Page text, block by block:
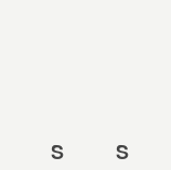
S S